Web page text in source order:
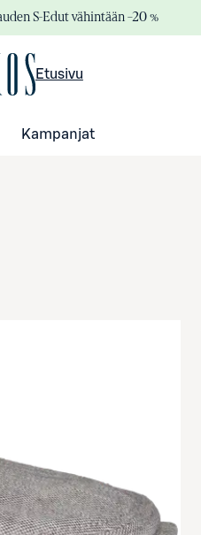
S-Edut vähintään –20 %
Etusivu
Kampanjat